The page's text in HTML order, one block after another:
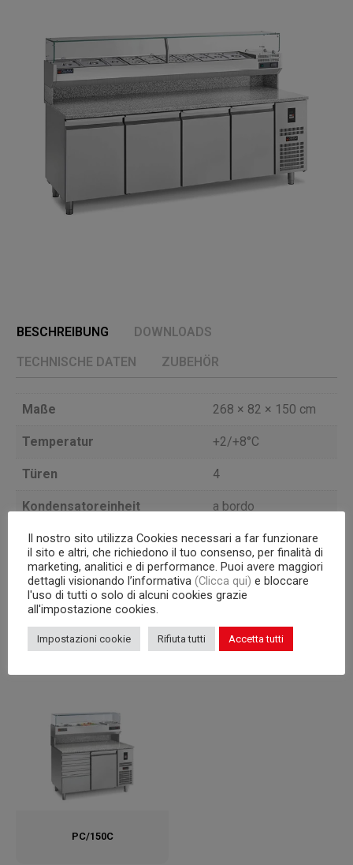
BESCHREIBUNG
DOWNLOADS
TECHNISCHE DATEN
ZUBEHÖR
Maße 268 × 82 × 150 cm
Temperatur +2/+8°C
Türen 4
Kondensatoreinheit a bordo
Interne Kapazität 600×400 mm Roste
Korpus 710
Produktvarianten
PC/150C
Il nostro sito utilizza Cookies necessari a far funzionare
il sito e altri, che richiedono il tuo consenso, per finalità di
marketing, analitici e di performance. Puoi avere maggiori
dettagli visionando l’informativa (Clicca qui) e bloccare
l'uso di tutti o solo di alcuni cookies grazie
all'impostazione cookies.
Impostazioni cookie Rifiuta tutti Accetta tutti